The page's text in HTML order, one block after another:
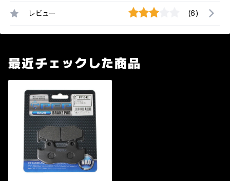
レビュー (6)
最近チェックした商品